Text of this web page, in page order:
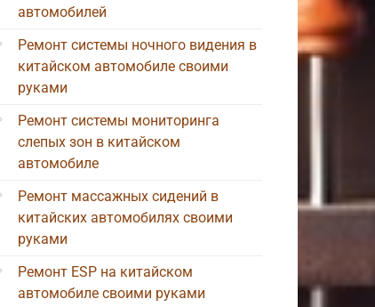
автомобилей
Ремонт системы ночного видения в
китайском автомобиле своими
руками
Ремонт системы мониторинга
слепых зон в китайском
автомобиле
Ремонт массажных сидений в
китайских автомобилях своими
руками
Ремонт ESP на китайском
автомобиле своими руками